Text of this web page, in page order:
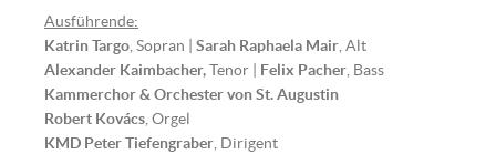
Ausführende:
Katrin Targo , Sopran | Sarah Raphaela Mair , Alt
Alexander Kaimbacher,Tenor | Felix Pacher , Bass
Kammerchor & Orchester von St. Augustin
Robert Kovács , Orgel
KMD Peter Tiefengraber , Dirigent